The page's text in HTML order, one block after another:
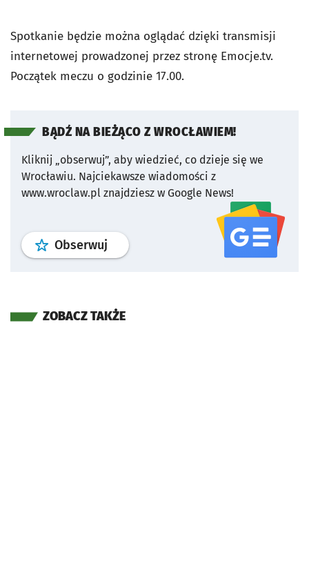
Spotkanie będzie można oglądać dzięki transmisji
internetowej prowadzonej przez stronę Emocje.tv.
Początek meczu o godzinie 17.00.
BĄDŹ NA BIEŻĄCO Z WROCŁAWIEM!
Kliknij „obserwuj”, aby wiedzieć, co dzieje się we
Wrocławiu. Najciekawsze wiadomości z
www.wroclaw.pl znajdziesz w Google News!
Obserwuj profil serwisu
ZOBACZ TAKŻE